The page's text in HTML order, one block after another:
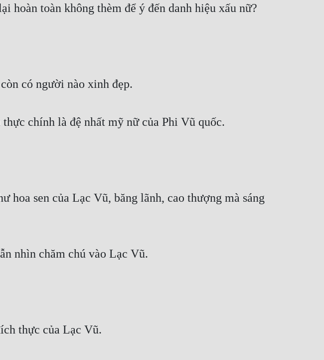
hoàn toàn không thèm để ý đến danh hiệu xấu nữ?
có người nào xinh đẹp.
chính là đệ nhất mỹ nữ của Phi Vũ quốc.
hoa sen của Lạc Vũ, băng lãnh, cao thượng mà sáng
nhìn chăm chú vào Lạc Vũ.
thực của Lạc Vũ.